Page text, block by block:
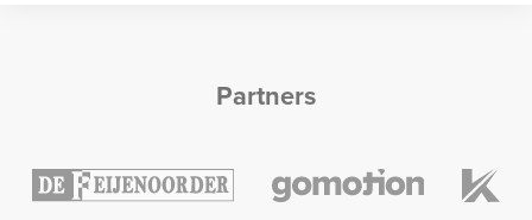
Partners